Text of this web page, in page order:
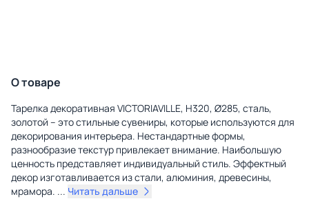
О товаре
Тарелка декоративная VICTORIAVILLE, H320, Ø285, сталь,
золотой – это стильные сувениры, которые используются для
декорирования интерьера. Нестандартные формы,
разнообразие текстур привлекает внимание. Наибольшую
ценность представляет индивидуальный стиль. Эффектный
декор изготавливается из стали, алюминия, древесины,
мрамора. ... Читать дальше